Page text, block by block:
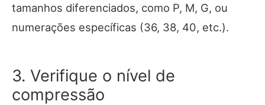
tamanhos diferenciados, como P, M, G, ou
numerações específicas (36, 38, 40, etc.).
3. Verifique o nível de
compressão